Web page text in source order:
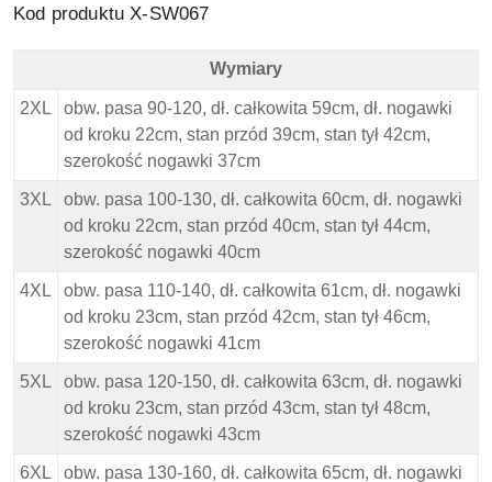
Kod produktu X-SW067
Espionage Spodenki Kąpielowe - Wymiary
Wymiary
2XL
obw. pasa 90-120, dł. całkowita 59cm, dł. nogawki
od kroku 22cm, stan przód 39cm, stan tył 42cm,
szerokość nogawki 37cm
3XL
obw. pasa 100-130, dł. całkowita 60cm, dł. nogawki
od kroku 22cm, stan przód 40cm, stan tył 44cm,
szerokość nogawki 40cm
4XL
obw. pasa 110-140, dł. całkowita 61cm, dł. nogawki
od kroku 23cm, stan przód 42cm, stan tył 46cm,
szerokość nogawki 41cm
5XL
obw. pasa 120-150, dł. całkowita 63cm, dł. nogawki
od kroku 23cm, stan przód 43cm, stan tył 48cm,
szerokość nogawki 43cm
6XL
obw. pasa 130-160, dł. całkowita 65cm, dł. nogawki